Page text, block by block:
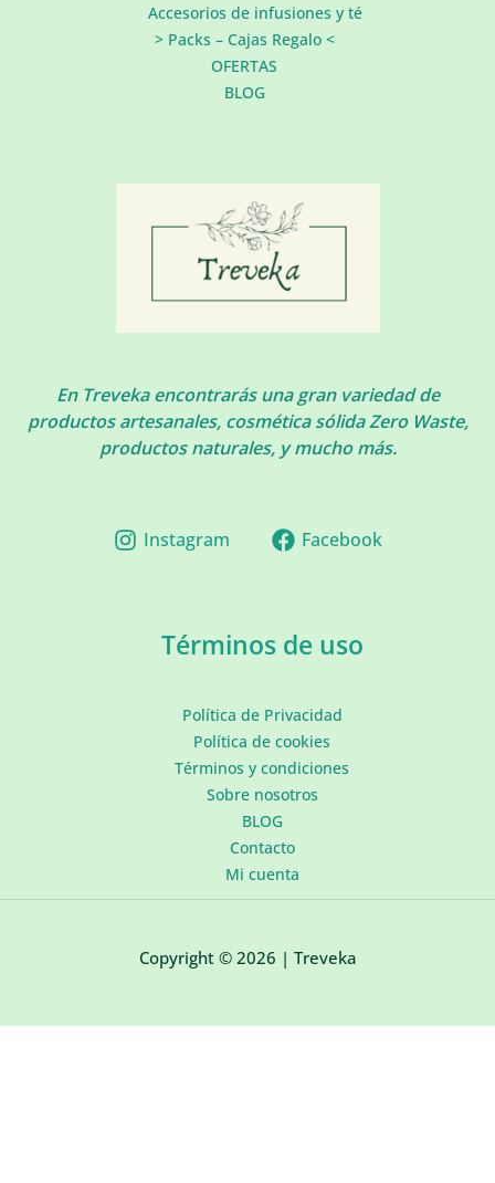
Accesorios de infusiones y té
> Packs – Cajas Regalo <
OFERTAS
BLOG
En Treveka encontrarás una gran variedad de
productos artesanales, cosmética sólida Zero Waste,
productos naturales, y mucho más.
Instagram Facebook
Términos de uso
Política de Privacidad
Política de cookies
Términos y condiciones
Sobre nosotros
BLOG
Contacto
Mi cuenta
Copyright © 2026 | Treveka